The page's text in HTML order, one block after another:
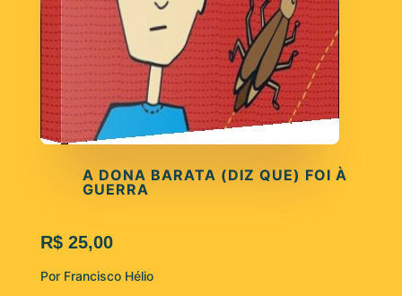
A DONA BARATA (DIZ QUE) FOI À
GUERRA
R$ 25,00
Por Francisco Hélio